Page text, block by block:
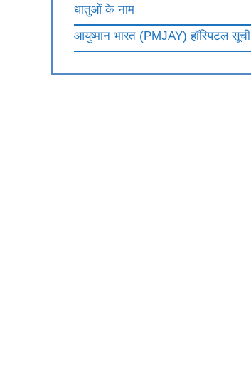
धातुओं के नाम
आयुष्मान भारत (PMJAY) हॉस्पिटल सूची